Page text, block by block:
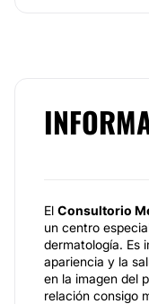
El Consultorio
un centro
dermatología. Es
apariencia y la
en la imagen del
relación consigo